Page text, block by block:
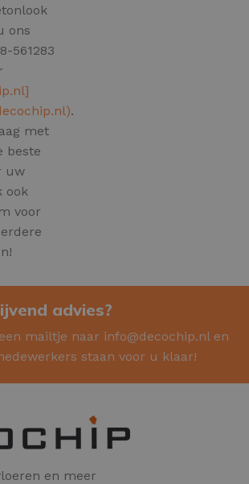
ons
561283
]
).
met
beste
uw
ook
voor
advies?
mailtje naar info@decochip.nl en
staan voor u klaar!
en meer